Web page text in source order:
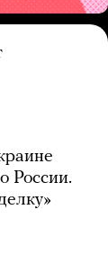
России.